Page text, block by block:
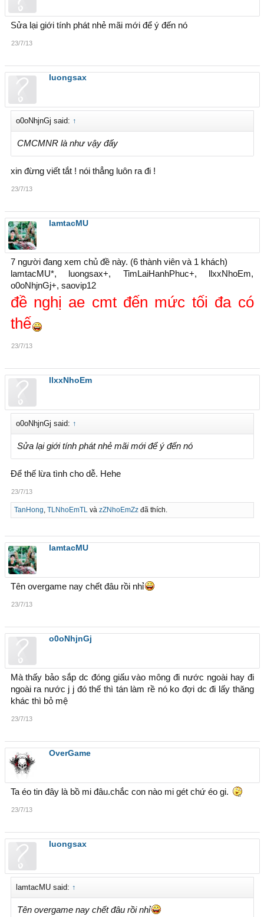
Sửa lại giới tính phát nhẻ mãi mới để ý đến nó
23/7/13
luongsax
o0oNhjnGj said: ↑
CMCMNR là như vậy đấy
xin đừng viết tắt ! nói thẳng luôn ra đi !
23/7/13
lamtacMU
7 người đang xem chủ đề này. (6 thành viên và 1 khách)
lamtacMU*, luongsax+, TimLaiHanhPhuc+, llxxNhoEm,
o0oNhjnGj+, saovip12
đề nghị ae cmt đến mức tối đa có
thế
23/7/13
llxxNhoEm
o0oNhjnGj said: ↑
Sửa lại giới tính phát nhẻ mãi mới để ý đến nó
Để thế lừa tình cho dễ. Hehe
23/7/13
TanHong TLNhoEmTL và zZNhoEmZzđã thích.
lamtacMU
Tên overgame nay chết đâu rồi nhỉ
23/7/13
o0oNhjnGj
Mà thấy bảo sắp dc đóng giấu vào mông đi nước ngoài hay đi
ngoài ra nước j j đó thế thì tán làm rề nó ko đợi dc đi lấy thăng
khác thì bỏ mệ
23/7/13
OverGame
Ta éo tin đây là bồ mi đâu.chắc con nào mi gét chứ éo gi.
23/7/13
luongsax
lamtacMU said: ↑
Tên overgame nay chết đâu rồi nhỉ